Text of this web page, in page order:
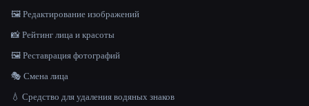
🖼️ Редактирование изображений
📸 Рейтинг лица и красоты
🖼️ Реставрация фотографий
🎭 Смена лица
💧 Средство для удаления водяных знаков